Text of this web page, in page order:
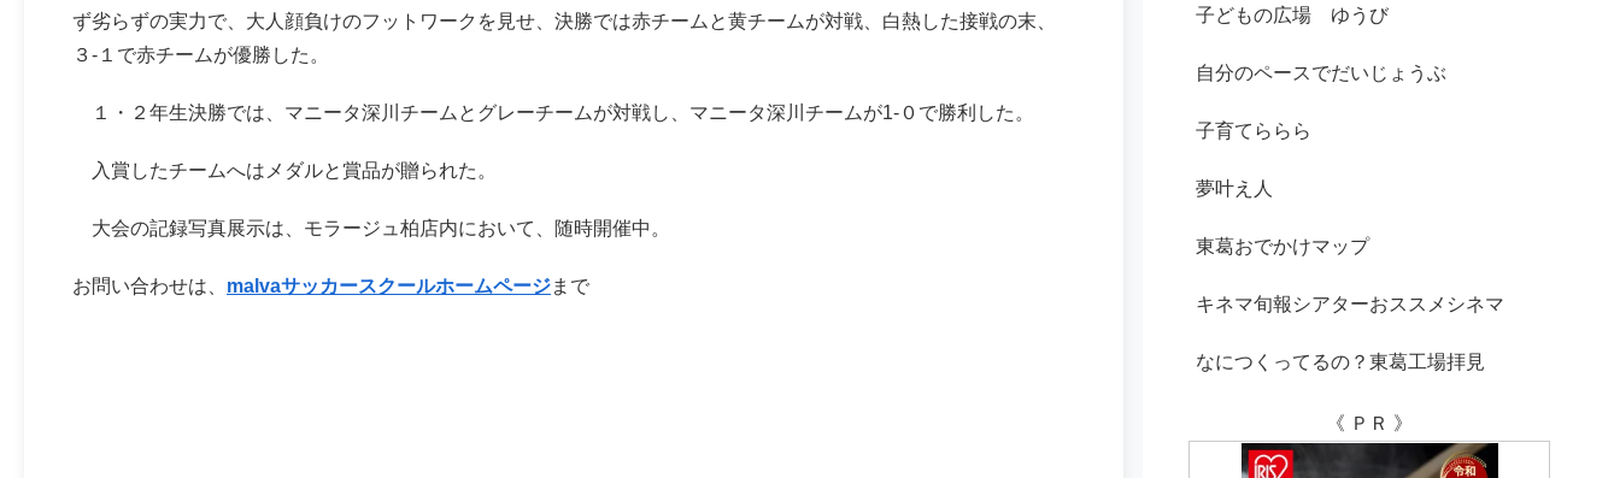
ず劣らずの実力で、大人顔負けのフットワークを見せ、決勝では赤チームと黄チームが対戦、白熱した接戦の末、
３‐１で赤チームが優勝した。
１・２年生決勝では、マニータ深川チームとグレーチームが対戦し、マニータ深川チームが1‐０で勝利した。
入賞したチームへはメダルと賞品が贈られた。
大会の記録写真展示は、モラージュ柏店内において、随時開催中。
お問い合わせは、 malvaサッカースクールホームページまで
子どもの広場 ゆうび
自分のペースでだいじょうぶ
子育てららら
夢叶え人
東葛おでかけマップ
キネマ旬報シアターおススメシネマ
なにつくってるの？東葛工場拝見
《 ＰＲ 》